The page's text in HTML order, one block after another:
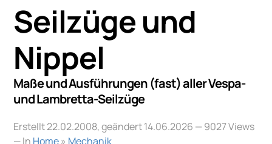
Seilzüge und
Nippel
Maße und Ausführungen (fast) aller Vespa-
und Lambretta-Seilzüge
Erstellt 22.02.2008, geändert 14.06.2026 — 9027 Views
— In Home» Mechanik